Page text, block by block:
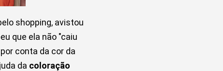
shopping, avistou
que ela não "caiu
conta da cor da
da coloração